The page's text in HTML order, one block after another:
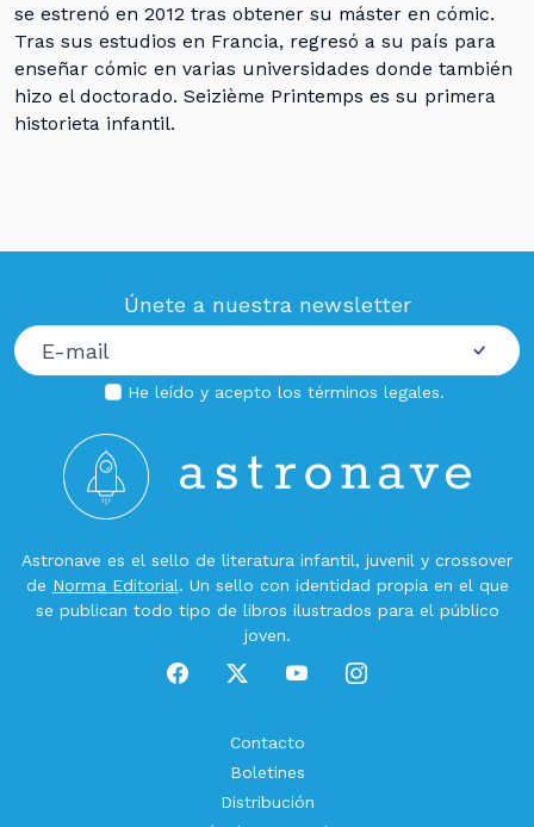
se estrenó en 2012 tras obtener su máster en cómic.
Tras sus estudios en Francia, regresó a su país para
enseñar cómic en varias universidades donde también
hizo el doctorado. Seizième Printemps es su primera
historieta infantil.
Únete a nuestra newsletter
He leído y acepto los términos legales.
Astronave es el sello de literatura infantil, juvenil y crossover
de Norma Editorial. Un sello con identidad propia en el que
se publican todo tipo de libros ilustrados para el público
joven.
Contacto
Boletines
Distribución